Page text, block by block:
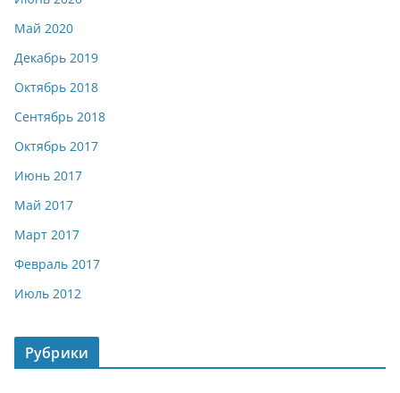
Май 2020
Декабрь 2019
Октябрь 2018
Сентябрь 2018
Октябрь 2017
Июнь 2017
Май 2017
Март 2017
Февраль 2017
Июль 2012
Рубрики